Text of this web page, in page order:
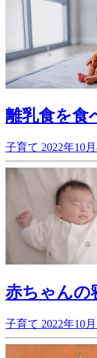
離乳食を食
子育て 2022年10月
赤ちゃんの
子育て 2022年10月